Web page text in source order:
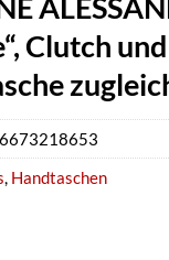
Clutch und
Handtaschen